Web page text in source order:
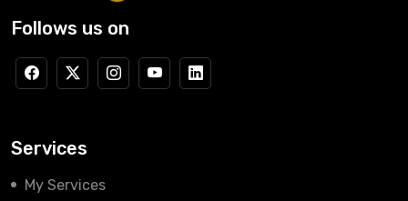
Follows us on
Services
My Services